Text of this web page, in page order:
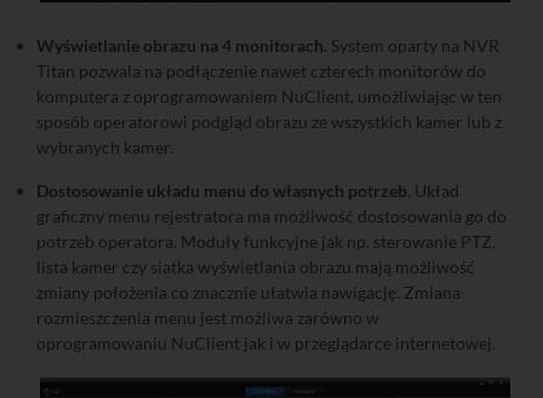
Wyświetlanie obrazu na 4 monitorach. System oparty na NVR
Titan pozwala na podłączenie nawet czterech monitorów do
komputera z oprogramowaniem NuClient, umożliwiając w ten
sposób operatorowi podgląd obrazu ze wszystkich kamer lub z
wybranych kamer.
Dostosowanie układu menu do własnych potrzeb. Układ
graficzny menu rejestratora ma możliwość dostosowania go do
potrzeb operatora. Moduły funkcyjne jak np. sterowanie PTZ,
lista kamer czy siatka wyświetlania obrazu mają możliwość
zmiany położenia co znacznie ułatwia nawigację. Zmiana
rozmieszczenia menu jest możliwa zarówno w
oprogramowaniu NuClient jak i w przeglądarce internetowej.